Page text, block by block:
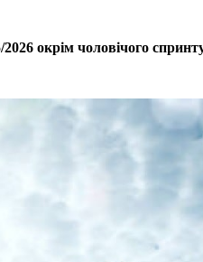
окрім чоловічого